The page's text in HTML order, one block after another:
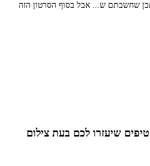
שחשבתם ש... אבל בסוף הסרטון הזה
שיעזרו לכם בעת צילום